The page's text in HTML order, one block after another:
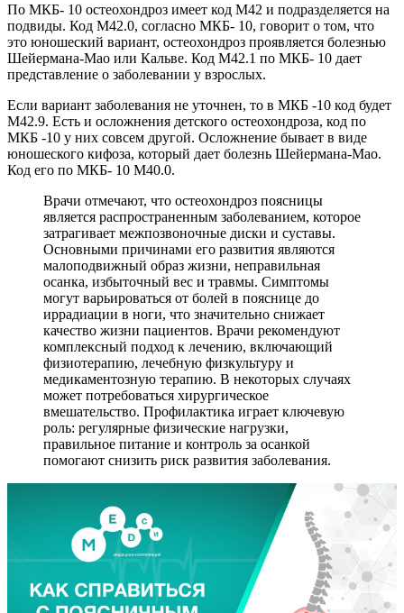
По МКБ- 10 остеохондроз имеет код М42 и подразделяется на
подвиды. Код М42.0, согласно МКБ- 10, говорит о том, что
это юношеский вариант, остеохондроз проявляется болезнью
Шейермана-Мао или Кальве. Код М42.1 по МКБ- 10 дает
представление о заболевании у взрослых.
Если вариант заболевания не уточнен, то в МКБ -10 код будет
М42.9. Есть и осложнения детского остеохондроза, код по
МКБ -10 у них совсем другой. Осложнение бывает в виде
юношеского кифоза, который дает болезнь Шейермана-Мао.
Код его по МКБ- 10 М40.0.
Врачи отмечают, что остеохондроз поясницы
является распространенным заболеванием, которое
затрагивает межпозвоночные диски и суставы.
Основными причинами его развития являются
малоподвижный образ жизни, неправильная
осанка, избыточный вес и травмы. Симптомы
могут варьироваться от болей в пояснице до
иррадиации в ноги, что значительно снижает
качество жизни пациентов. Врачи рекомендуют
комплексный подход к лечению, включающий
физиотерапию, лечебную физкультуру и
медикаментозную терапию. В некоторых случаях
может потребоваться хирургическое
вмешательство. Профилактика играет ключевую
роль: регулярные физические нагрузки,
правильное питание и контроль за осанкой
помогают снизить риск развития заболевания.